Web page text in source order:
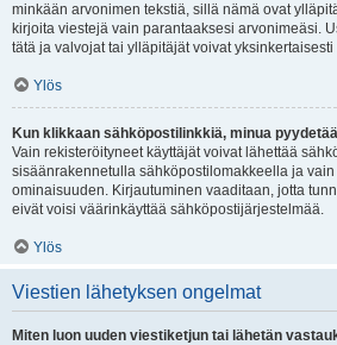
minkään arvonimen tekstiä, sillä nämä ovat
kirjoita viestejä vain parantaaksesi arvonimeäsi.
tätä ja valvojat tai ylläpitäjät voivat
Ylös
Kun klikkaan sähköpostilinkkiä, minua
Vain rekisteröityneet käyttäjät voivat lähettää
sisäänrakennetulla sähköpostilomakkeella ja
ominaisuuden. Kirjautuminen vaaditaan, jotta
eivät voisi väärinkäyttää sähköpostijärjestelmää.
Ylös
Viestien lähetyksen ongelmat
Miten luon uuden viestiketjun tai lähetän